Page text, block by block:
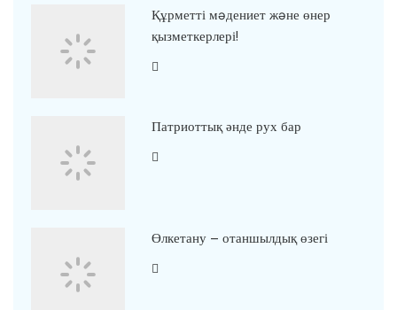
Құрметті мəдениет жəне өнер
қызметкерлері!
Патриоттық әнде рух бар
Өлкетану – отаншылдық өзегі